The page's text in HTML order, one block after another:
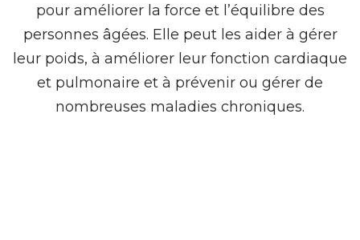
pour améliorer la force et l’équilibre des
personnes âgées. Elle peut les aider à gérer
leur poids, à améliorer leur fonction cardiaque
et pulmonaire et à prévenir ou gérer de
nombreuses maladies chroniques.